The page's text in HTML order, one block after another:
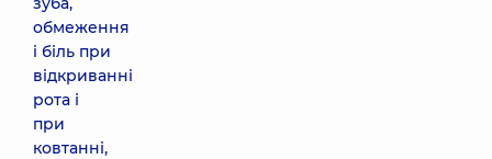
обмеження
і біль при
відкриванні
рота і
при
ковтанні,